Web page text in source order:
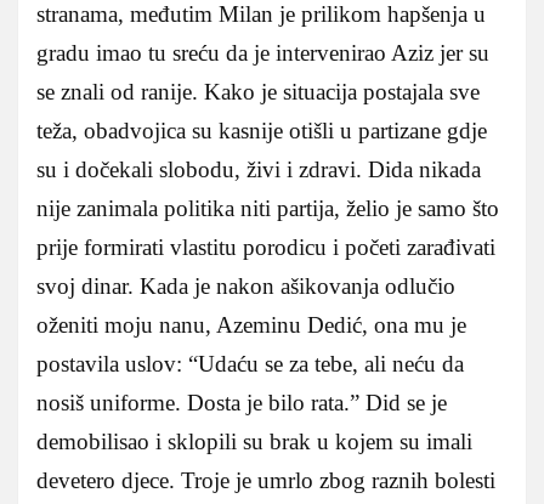
stranama, međutim Milan je prilikom hapšenja u
gradu imao tu sreću da je intervenirao Aziz jer su
se znali od ranije. Kako je situacija postajala sve
teža, obadvojica su kasnije otišli u partizane gdje
su i dočekali slobodu, živi i zdravi. Dida nikada
nije zanimala politika niti partija, želio je samo što
prije formirati vlastitu porodicu i početi zarađivati
svoj dinar. Kada je nakon ašikovanja odlučio
oženiti moju nanu, Azeminu Dedić, ona mu je
postavila uslov: “Udaću se za tebe, ali neću da
nosiš uniforme. Dosta je bilo rata.” Did se je
demobilisao i sklopili su brak u kojem su imali
devetero djece. Troje je umrlo zbog raznih bolesti